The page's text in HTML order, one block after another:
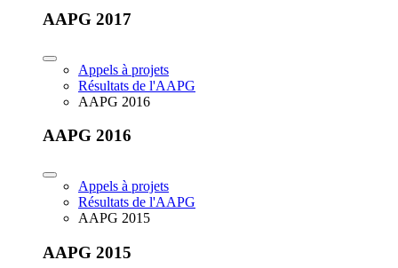
AAPG 2017
Appels à projets
Résultats de l'AAPG
AAPG 2016
AAPG 2016
Appels à projets
Résultats de l'AAPG
AAPG 2015
AAPG 2015